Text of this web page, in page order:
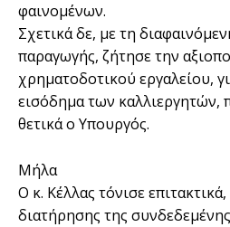
φαινομένων.
Σχετικά δε, με τη
παραγωγής, ζήτησε την
χρηματοδοτικού εργαλείου,
εισόδημα των καλλιεργητών,
θετικά ο Υπουργός.
Μήλα
Ο κ. Κέλλας τόνισε
διατήρησης της